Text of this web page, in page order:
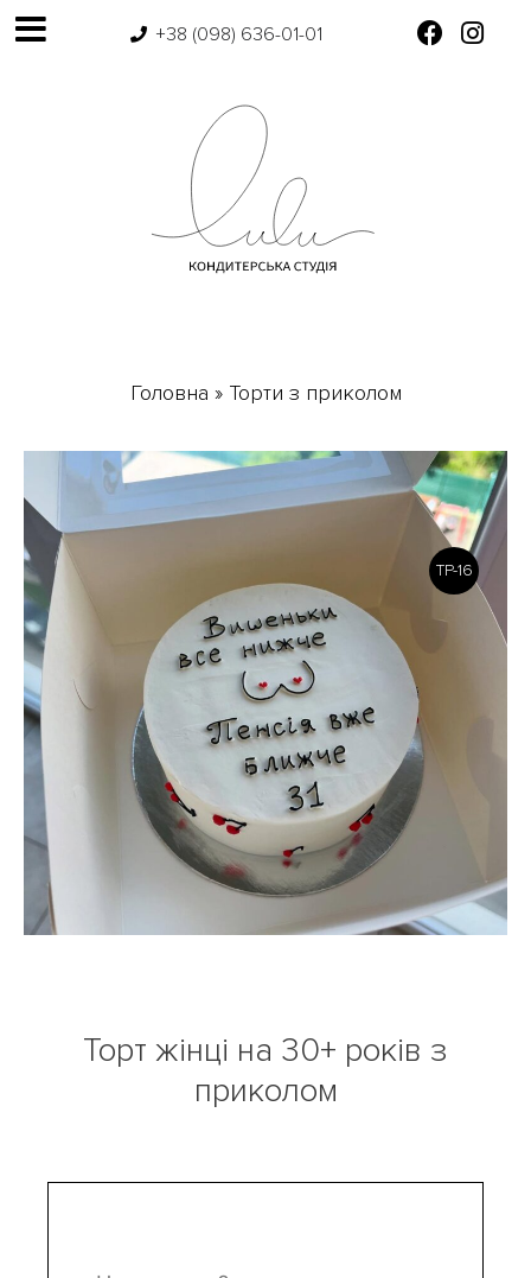
+38 (098) 636-01-01
Головна » Торти з приколом
TP-16
Торт жінці на 30+ років з
приколом